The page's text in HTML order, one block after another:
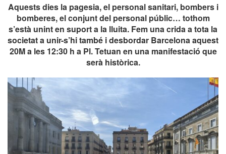
Aquests dies la pagesia, el personal sanitari, bombers i
bomberes, el conjunt del personal públic… tothom
s’està unint en suport a la lluita. Fem una crida a tota la
societat a unir-s’hi també i desbordar Barcelona aquest
20M a les 12:30 h a Pl. Tetuan en una manifestació que
serà històrica.